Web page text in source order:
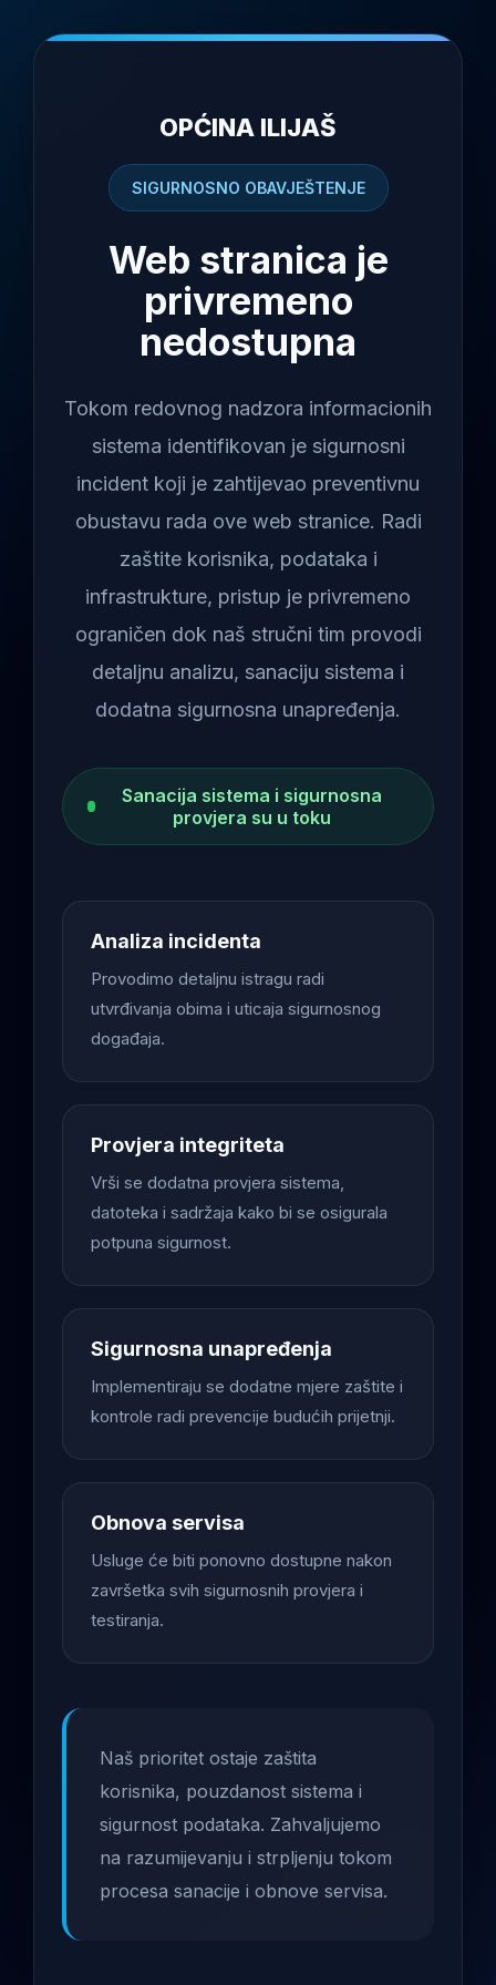
OPĆINA ILIJAŠ
SIGURNOSNO OBAVJEŠTENJE
Web stranica je
privremeno
nedostupna
Tokom redovnog nadzora informacionih
sistema identifikovan je sigurnosni
incident koji je zahtijevao preventivnu
obustavu rada ove web stranice. Radi
zaštite korisnika, podataka i
infrastrukture, pristup je privremeno
ograničen dok naš stručni tim provodi
detaljnu analizu, sanaciju sistema i
dodatna sigurnosna unapređenja.
Sanacija sistema i sigurnosna
provjera su u toku
Analiza incidenta
Provodimo detaljnu istragu radi
utvrđivanja obima i uticaja sigurnosnog
događaja.
Provjera integriteta
Vrši se dodatna provjera sistema,
datoteka i sadržaja kako bi se osigurala
potpuna sigurnost.
Sigurnosna unapređenja
Implementiraju se dodatne mjere zaštite i
kontrole radi prevencije budućih prijetnji.
Obnova servisa
Usluge će biti ponovno dostupne nakon
završetka svih sigurnosnih provjera i
testiranja.
Naš prioritet ostaje zaštita
korisnika, pouzdanost sistema i
sigurnost podataka. Zahvaljujemo
na razumijevanju i strpljenju tokom
procesa sanacije i obnove servisa.